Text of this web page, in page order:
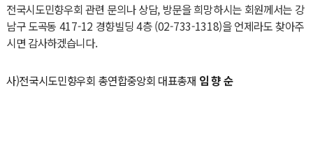
전국시도민향우회 관련 문의나 상담, 방문을 희망하시는 회원께서는 강
남구 도곡동 417-12 경향빌딩 4층 (02-733-1318)을 언제라도 찾아주
시면 감사하겠습니다.
사)전국시도민향우회 총연합중앙회 대표총재 임 향 순